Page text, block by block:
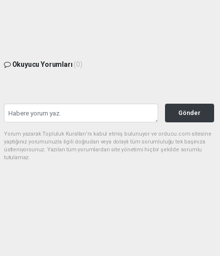
Okuyucu Yorumları (0)
Gönder
Yorum yazarak Topluluk Kuralları’nı kabul etmiş bulunuyor ve orducu.com sitesine
yaptığınız yorumunuzla ilgili doğrudan veya dolaylı tüm sorumluluğu tek başınıza
üstleniyorsunuz. Yazılan tüm yorumlardan site yönetimi hiçbir şekilde sorumlu
tutulamaz.